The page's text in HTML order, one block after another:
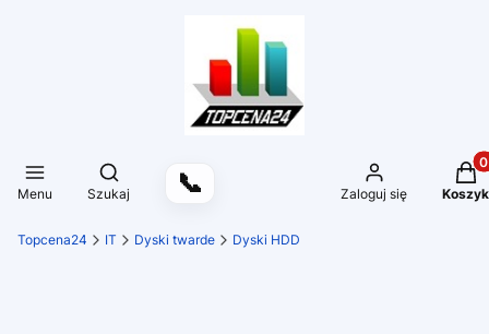
Menu
Otwórz wyszukiwarkę
Szukaj 📞 Zaloguj się Koszyk
Topcena24 IT Dyski twarde Dyski HDD